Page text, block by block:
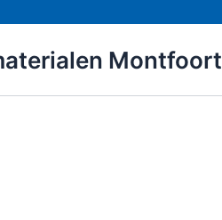
Montfoort